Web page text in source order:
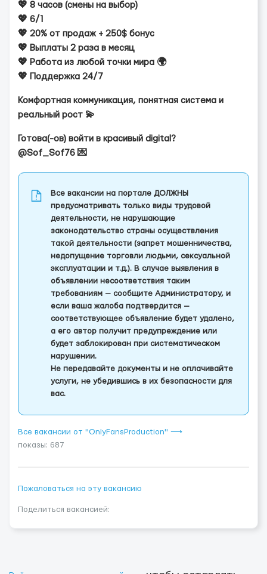
💖 8 часов (смены на выбор)
💖 6/1
💖 20% от продаж + 250$ бонус
💖 Выплаты 2 раза в месяц
💖 Работа из любой точки мира 🌍
💖 Поддержка 24/7
Комфортная коммуникация, понятная система и
реальный рост 💫
Готова(-ов) войти в красивый digital?
@Sof_Sof76 💌
Все вакансии на портале ДОЛЖНЫ
предусматривать только виды трудовой
деятельности, не нарушающие
законодательство страны осуществления
такой деятельности (запрет мошенничества,
недопущение торговли людьми, сексуальной
эксплуатации и т.д.). В случае выявления в
объявлении несоответствия таким
требованиям — сообщите Администратору, и
если ваша жалоба подтвердится —
соответствующее объявление будет удалено,
а его автор получит предупреждение или
будет заблокирован при систематическом
нарушении.
Не передавайте документы и не оплачивайте
услуги, не убедившись в их безопасности для
вас.
Все вакансии от "OnlyFansProduction" ⟶
показы: 687
Пожаловаться на эту вакансию
Поделиться вакансией: